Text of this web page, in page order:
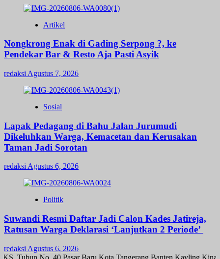
Artikel
Nongkrong Enak di Gading Serpong ?, ke
Pendekar Bar & Resto Aja Pasti Asyik
redaksi Agustus 7, 2026
Sosial
Lapak Pedagang di Bahu Jalan Jurumudi
Dikeluhkan Warga, Kemacetan dan Kerusakan
Taman Jadi Sorotan
redaksi Agustus 6, 2026
Politik
Suwandi Resmi Daftar Jadi Calon Kades Jatireja,
Ratusan Warga Deklarasi ‘Lanjutkan 2 Periode’
redaksi Agustus 6, 2026
Tubun No. 40 Pasar Baru Kota Tangerang Banten Kavling